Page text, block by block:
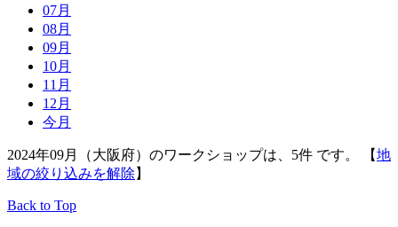
07月
08月
09月
10月
11月
12月
今月
2024年09月（大阪府）のワークショップは、5件 です。 【地
域の絞り込みを解除 】
Back to Top